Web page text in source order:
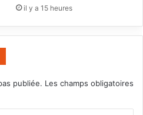
il y a 15 heures
publiée. Les champs obligatoires